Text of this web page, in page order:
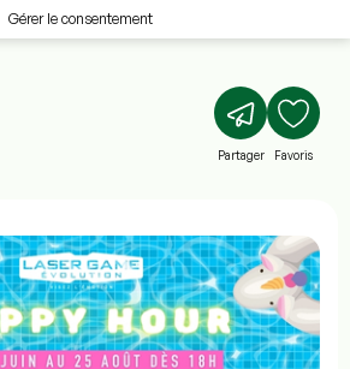
Gérer le consentement
Partager Favoris